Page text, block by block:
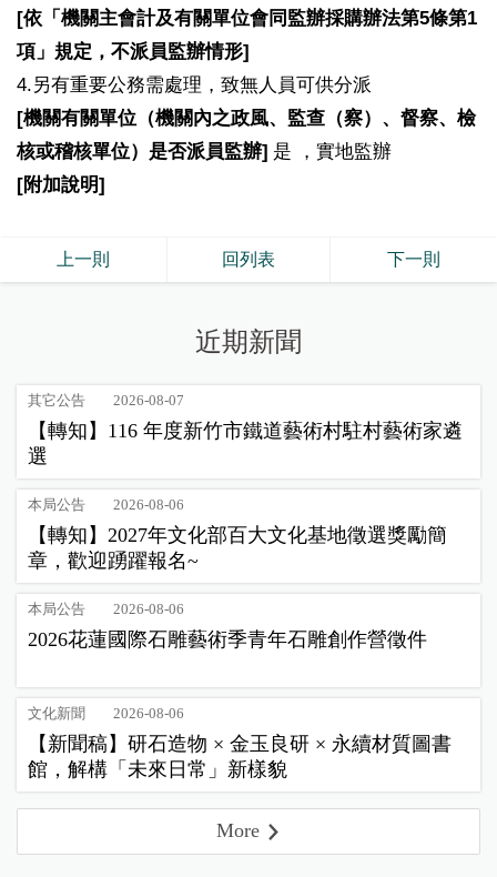
[依「機關主會計及有關單位會同監辦採購辦法第5條第1
項」規定，不派員監辦情形]
4.另有重要公務需處理，致無人員可供分派
[機關有關單位（機關內之政風、監查（察）、督察、檢
核或稽核單位）是否派員監辦] 是 ，實地監辦
[附加說明]
上一則 回列表 下一則
近期新聞
其它公告 2026-08-07
【轉知】116 年度新竹市鐵道藝術村駐村藝術家遴
選
本局公告 2026-08-06
【轉知】2027年文化部百大文化基地徵選獎勵簡
章，歡迎踴躍報名~
本局公告 2026-08-06
2026花蓮國際石雕藝術季青年石雕創作營徵件
文化新聞 2026-08-06
【新聞稿】研石造物 × 金玉良研 × 永續材質圖書
館，解構「未來日常」新樣貌
More